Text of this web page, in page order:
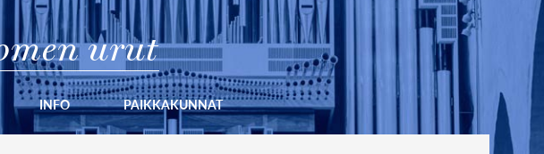
urut
INFO PAIKKAKUNNAT